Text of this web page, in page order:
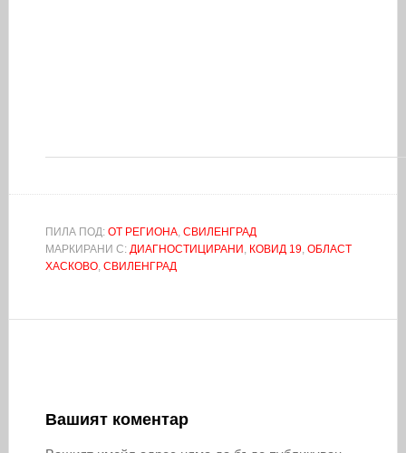
ПИЛА ПОД: ОТ РЕГИОНА, СВИЛЕНГРАД
МАРКИРАНИ С: ДИАГНОСТИЦИРАНИ , КОВИД 19, ОБЛАСТ
ХАСКОВО, СВИЛЕНГРАД
Вашият коментар